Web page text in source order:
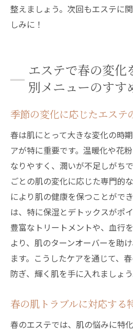
整えましょう。次回もエステに
しみに！
エステで春の変化
別メニューのすす
季節の変化に応じたエステ
春は肌にとって大きな変化の時
アが特に重要です。温暖化や花
なりやすく、潤いが不足しがち
ごとの肌の変化に応じた専門的
により肌の健康を保つことがで
は、特に保湿とデトックスがポ
豊富なトリートメントや、血行
より、肌のターンオーバーを助
ます。こうしたケアを通じて、
防ぎ、輝く肌を手に入れましょう
春の肌トラブルに対応する
春のエステでは、肌の悩みに特